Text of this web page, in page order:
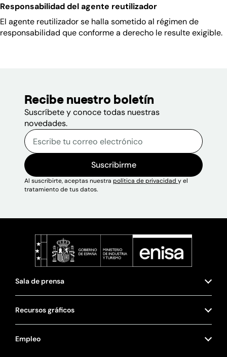
Responsabilidad del agente reutilizador
El agente reutilizador se halla sometido al régimen de
responsabilidad que conforme a derecho le resulte exigible.
Recibe nuestro boletín
Suscríbete y conoce todas nuestras
novedades.
Sitio web
Escribe tu correo
Suscribirme
Al suscribirte, aceptas nuestra política de privacidad y el
tratamiento de tus datos.
Sala de prensa
Recursos gráficos
Empleo